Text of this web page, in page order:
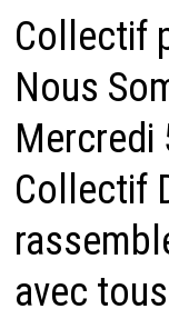
Collectif
Nous
Mercredi
Collectif
avec